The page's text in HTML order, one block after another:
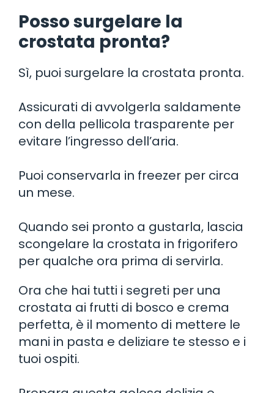
Posso surgelare la
crostata pronta?
Sì, puoi surgelare la crostata pronta.
Assicurati di avvolgerla saldamente
con della pellicola trasparente per
evitare l’ingresso dell’aria.
Puoi conservarla in freezer per circa
un mese.
Quando sei pronto a gustarla, lascia
scongelare la crostata in frigorifero
per qualche ora prima di servirla.
Ora che hai tutti i segreti per una
crostata ai frutti di bosco e crema
perfetta, è il momento di mettere le
mani in pasta e deliziare te stesso e i
tuoi ospiti.